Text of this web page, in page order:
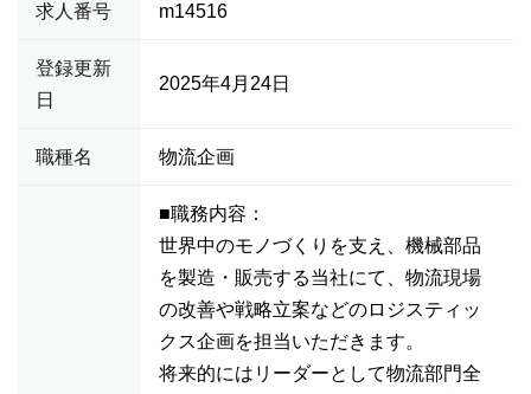
求人番号 m14516
登録更新
日
2025年4月24日
職種名 物流企画
■職務内容：
世界中のモノづくりを支え、機械部品
を製造・販売する当社にて、物流現場
の改善や戦略立案などのロジスティッ
クス企画を担当いただきます。
将来的にはリーダーとして物流部門全